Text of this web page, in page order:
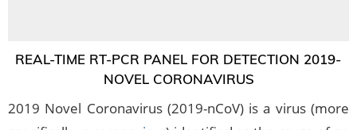
REAL-TIME RT-PCR PANEL FOR DETECTION 2019-
NOVEL CORONAVIRUS
2019 Novel Coronavirus (2019-nCoV) is a virus (more